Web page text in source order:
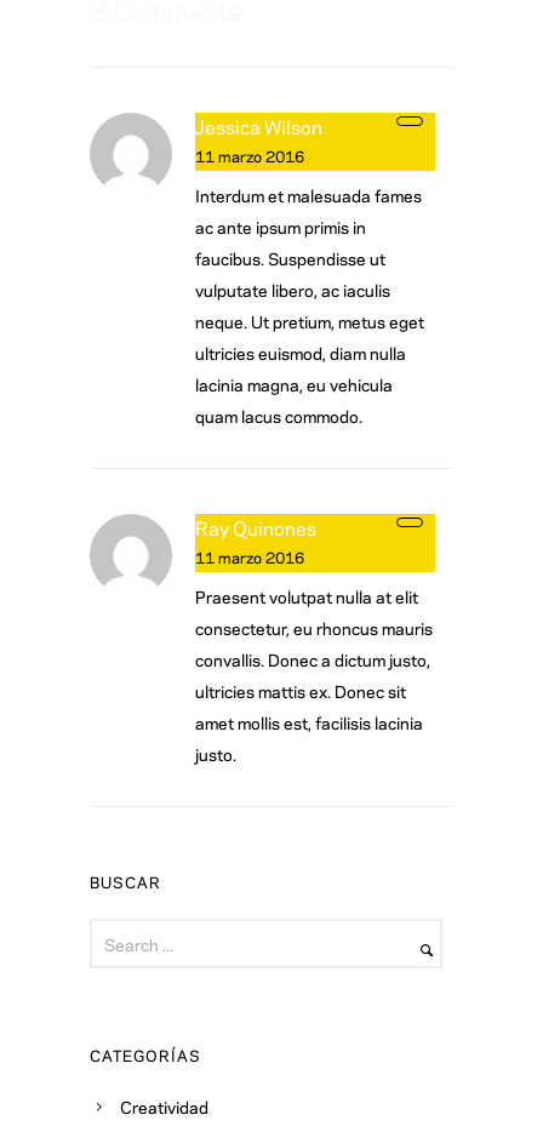
Jessica Wilson
11 marzo 2016
Interdum et malesuada fames
ac ante ipsum primis in
faucibus. Suspendisse ut
vulputate libero, ac iaculis
neque. Ut pretium, metus eget
ultricies euismod, diam nulla
lacinia magna, eu vehicula
quam lacus commodo.
Ray Quinones
11 marzo 2016
Praesent volutpat nulla at elit
consectetur, eu rhoncus mauris
convallis. Donec a dictum justo,
ultricies mattis ex. Donec sit
amet mollis est, facilisis lacinia
justo.
BUSCAR
CATEGORÍAS
Creatividad